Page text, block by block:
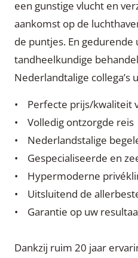
een gunstige vlucht en
aankomst op de
de puntjes. En gedurende
tandheelkundige
Nederlandtalige collega’s
• Perfecte prijs/kwaliteit
• Volledig ontzorgde reis
• Nederlandstalige
• Gespecialiseerde en
• Hypermoderne
• Uitsluitend de
• Garantie op uw
Dankzij ruim 20 jaar